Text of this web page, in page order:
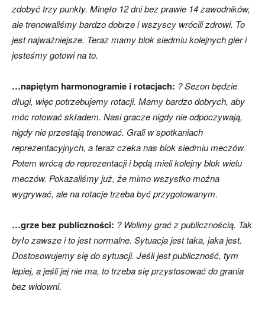
zdobyć trzy punkty. Minęło 12 dni bez prawie 14 zawodników,
ale trenowaliśmy bardzo dobrze i wszyscy wrócili zdrowi. To
jest najważniejsze. Teraz mamy blok siedmiu kolejnych gier i
jesteśmy gotowi na to.
…napiętym harmonogramie i rotacjach: ? Sezon będzie
długi, więc potrzebujemy rotacji. Mamy bardzo dobrych, aby
móc rotować składem. Nasi gracze nigdy nie odpoczywają,
nigdy nie przestają trenować. Grali w spotkaniach
reprezentacyjnych, a teraz czeka nas blok siedmiu meczów.
Potem wrócą do reprezentacji i będą mieli kolejny blok wielu
meczów. Pokazaliśmy już, że mimo wszystko można
wygrywać, ale na rotacje trzeba być przygotowanym.
…grze bez publiczności: ? Wolimy grać z publicznością. Tak
było zawsze i to jest normalne. Sytuacja jest taka, jaka jest.
Dostosowujemy się do sytuacji. Jeśli jest publiczność, tym
lepiej, a jeśli jej nie ma, to trzeba się przystosować do grania
bez widowni.